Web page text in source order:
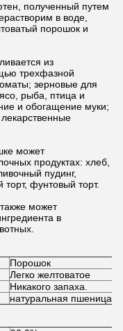
полученный путем
в воде,
порошок и
из
трехфазной
зерновые для
рыба, птица и
и обогащение муки;
может
продуктах: хлеб,
пудинг,
торт, фунтовый торт.
может
в
Порошок
Легко желтоватое
Никакого запаха.
натуральная пшеница